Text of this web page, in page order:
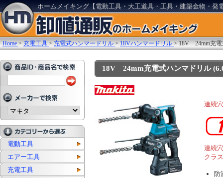
ホームメイキング【電動工具・大工道具・工具・建築金物・発
Home >充電工具 >充電式ハンマードリル >18Vハンマードリル >18V 24mm充電
電動工具
エアー工具
充電工具
18V 24mm充電式ハンマドリル
連続
連続
クラ
防